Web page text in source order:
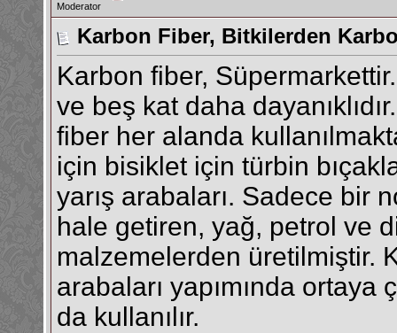
Moderator
Karbon Fiber, Bitkilerden
Karbon fiber,
ve beş kat daha
fiber her alanda
için bisiklet için türbin
yarış arabaları. Sadece bir
hale getiren, yağ, petrol ve
malzemelerden üretilmiştir.
arabaları yapımında
da kullanılır.